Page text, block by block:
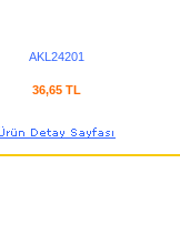
AKL24201
36,65 TL